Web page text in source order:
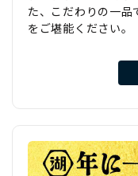
た、こだわりの一品
をご堪能ください。